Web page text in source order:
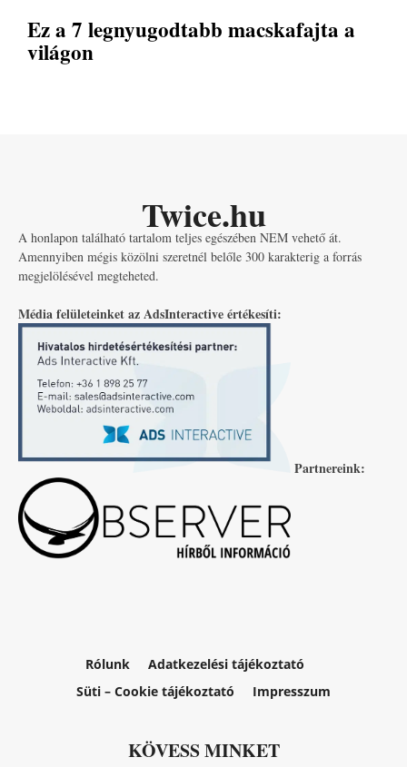
Ez a 7 legnyugodtabb macskafajta a
világon
Twice.hu
A honlapon található tartalom teljes egészében NEM vehető át.
Amennyiben mégis közölni szeretnél belőle 300 karakterig a forrás
megjelölésével megteheted.
Média felületeinket az AdsInteractive értékesíti:
Partnereink:
Rólunk
Adatkezelési tájékoztató
Süti – Cookie tájékoztató
Impresszum
KÖVESS MINKET